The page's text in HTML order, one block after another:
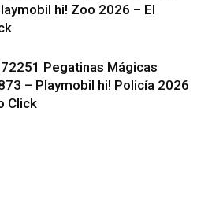
hi! Zoo 2026 – El
Pegatinas Mágicas
– Playmobil hi! Policía 2026
Click